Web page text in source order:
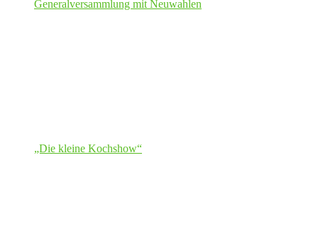
Generalversammlung mit Neuwahlen
„Die kleine Kochshow“